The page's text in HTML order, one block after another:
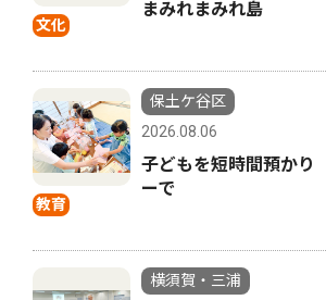
文化
まみれまみれ島
教育
保土ケ谷区
2026.08.06
子どもを短時間預か
ーで
横須賀・三浦